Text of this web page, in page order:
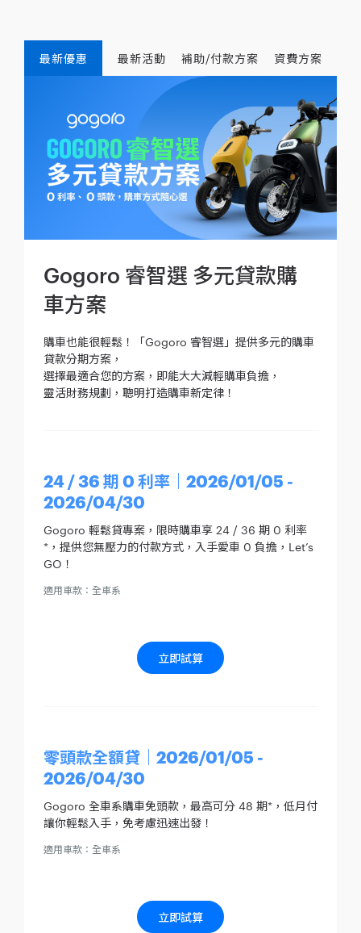
最新優惠 最新活動 補助/付款方案 資費方案
Gogoro 睿智選 多元貸款購
車方案
購車也能很輕鬆！「Gogoro 睿智選」提供多元的購車
貸款分期方案，
選擇最適合您的方案，即能大大減輕購車負擔，
靈活財務規劃，聰明打造購車新定律！
24 / 36 期 0 利率｜2026/01/05 -
2026/04/30
Gogoro 輕鬆貸專案，限時購車享 24 / 36 期 0 利率
*，提供您無壓力的付款方式，入手愛車 0 負擔，Let’s
GO！
適用車款：全車系
立即試算
零頭款全額貸｜2026/01/05 -
2026/04/30
Gogoro 全車系購車免頭款，最高可分 48 期*，低月付
讓你輕鬆入手，免考慮迅速出發！
適用車款：全車系
立即試算